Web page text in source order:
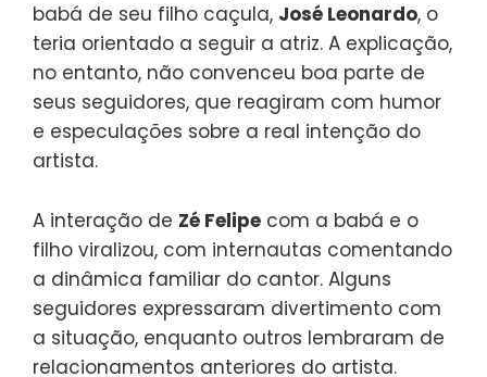
babá de seu filho caçula, José Leonardo, o
teria orientado a seguir a atriz. A explicação,
no entanto, não convenceu boa parte de
seus seguidores, que reagiram com humor
e especulações sobre a real intenção do
artista.
A interação de Zé Felipe com a babá e o
filho viralizou, com internautas comentando
a dinâmica familiar do cantor. Alguns
seguidores expressaram divertimento com
a situação, enquanto outros lembraram de
relacionamentos anteriores do artista.